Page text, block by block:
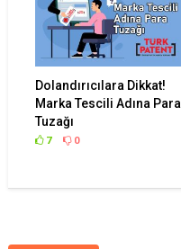
Dolandırıcılara Dikkat!
Marka Tescili Adına Para
Tuzağı
7 0